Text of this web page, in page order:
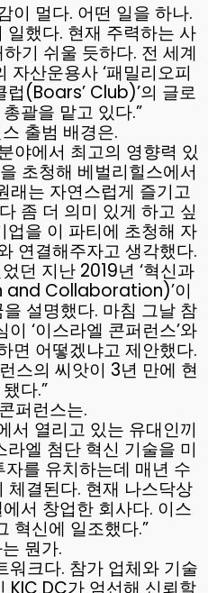
이 멀다. 어떤 일을 하나.
일했다. 현재 주력하는 사
기 쉬울 듯하다. 전 세계
자산운용사 ‘패밀리오피
럽(Boars’ Club)’의 글로
괄을 맡고 있다.”
출범 배경은.
야에서 최고의 영향력 있
초청해 베벌리힐스에서
래는 자연스럽게 즐기고
좀 더 의미 있게 하고 싶
업을 이 파티에 초청해 자
연결해주자고 생각했다.
던 지난 2019년 ‘혁신과
Collaboration)’이
설명했다. 마침 그날 참
‘이스라엘 콘퍼런스’와
면 어떻겠냐고 제안했다.
스의 씨앗이 3년 만에 현
다.”
퍼런스는.
서 열리고 있는 유대인끼
엘 첨단 혁신 기술을 미
를 유치하는데 매년 수
체결된다. 현재 나스닥상
서 창업한 회사다. 이스
혁신에 일조했다.”
뭔가.
워크다. 참가 업체와 기술
KIC DC가 엄선해 신뢰할